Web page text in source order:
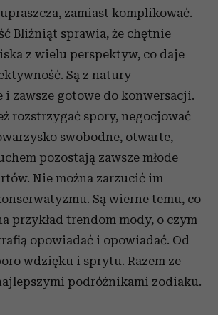
zamiast komplikować.
Bliźniąt sprawia, że chętnie
z wielu perspektyw, co daje
Są z natury
i zawsze gotowe do konwersacji.
rozstrzygać spory, negocjować
swobodne, otwarte,
pozostają zawsze młode
Nie można zarzucić im
Są wierne temu, co
przykład trendom mody, o czym
opowiadać i opowiadać. Od
wdzięku i sprytu. Razem ze
podróżnikami zodiaku.